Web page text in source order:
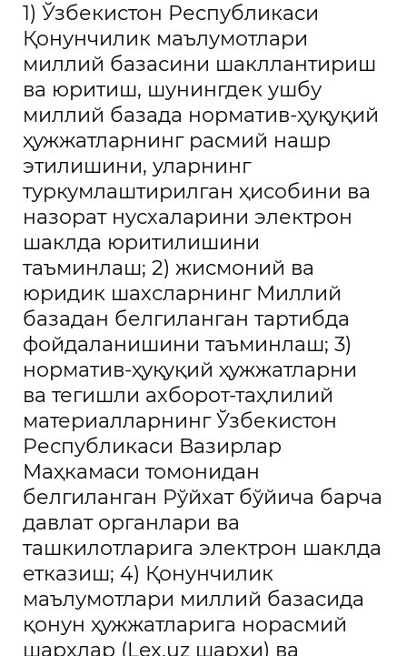
1) Ўзбекистон Республикаси
Қонунчилик маълумотлари
миллий базасини шакллантириш
ва юритиш, шунингдек ушбу
миллий базада норматив-ҳуқуқий
ҳужжатларнинг расмий нашр
этилишини, уларнинг
туркумлаштирилган ҳисобини ва
назорат нусхаларини электрон
шаклда юритилишини
таъминлаш; 2) жисмоний ва
юридик шахсларнинг Миллий
базадан белгиланган тартибда
фойдаланишини таъминлаш; 3)
норматив-ҳуқуқий ҳужжатларни
ва тегишли ахборот-таҳлилий
материалларнинг Ўзбекистон
Республикаси Вазирлар
Маҳкамаси томонидан
белгиланган Рўйхат бўйича барча
давлат органлари ва
ташкилотларига электрон шаклда
етказиш; 4) Қонунчилик
маълумотлари миллий базасида
қонун ҳужжатларига норасмий
шарҳлар (Lex.uz шарҳи) ва